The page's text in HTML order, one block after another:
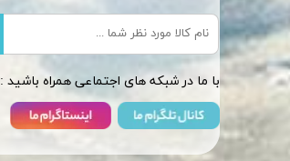
​​با ما در شبکه های اجتماعی همراه باشید :